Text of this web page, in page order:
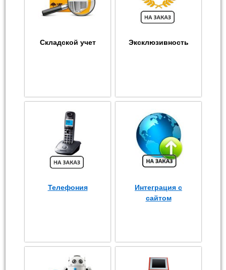
Складской учет Эксклюзивность
Телефония
Интеграция с
сайтом